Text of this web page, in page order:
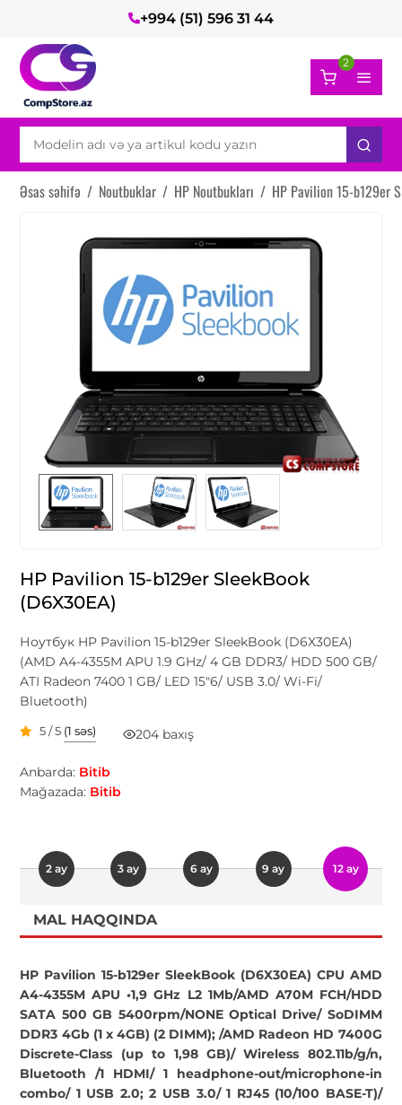
+994 (51) 596 31 44
2
Əsas səhifə / Noutbuklar / HP Noutbukları / HP Pavilion 15-b129er
HP Pavilion 15-b129er SleekBook
(D6X30EA)
Ноутбук HP Pavilion 15-b129er SleekBook (D6X30EA)
(AMD A4-4355M APU 1.9 GHz/ 4 GB DDR3/ HDD 500 GB/
ATI Radeon 7400 1 GB/ LED 15"6/ USB 3.0/ Wi-Fi/
Bluetooth)
5 / 5 (1 səs) 204 baxış
Anbarda: Bitib
Mağazada: Bitib
2 ay 3 ay 6 ay 9 ay 12 ay
MAL HAQQINDA
HP Pavilion 15-b129er SleekBook (D6X30EA) CPU AMD
A4-4355M APU •1,9 GHz L2 1Mb/AMD A70M FCH/HDD
SATA 500 GB 5400rpm/NONE Optical Drive/ SoDIMM
DDR3 4Gb (1 x 4GB) (2 DIMM); /AMD Radeon HD 7400G
Discrete-Class (up to 1,98 GB)/ Wireless 802.11b/g/n,
Bluetooth /1 HDMI/ 1 headphone-out/microphone-in
combo/ 1 USB 2.0; 2 USB 3.0/ 1 RJ45 (10/100 BASE-T)/